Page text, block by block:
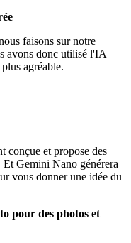
faisons sur notre
avons donc utilisé l'IA
agréable.
conçue et propose des
Et Gemini Nano générera
vous donner une idée du
pour des photos et